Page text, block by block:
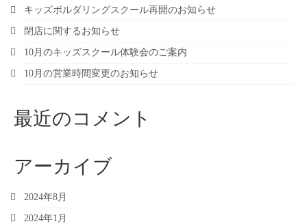
キッズボルダリングスクール再開のお知らせ
閉店に関するお知らせ
10月のキッズスクール体験会のご案内
10月の営業時間変更のお知らせ
最近のコメント
アーカイブ
2024年8月
2024年1月